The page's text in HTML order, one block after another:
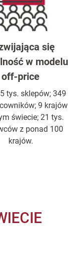
się
w modelu
off-price
tys. sklepów; 349
9 krajów
świecie; 21 tys.
z ponad 100
krajów.